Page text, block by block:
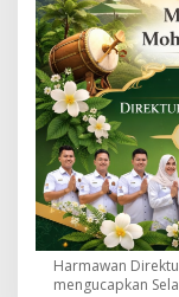
Harmawan
mengucapkan